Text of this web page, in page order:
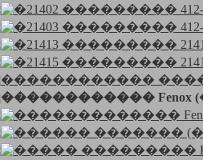
�21402 ��������� 412-
�21403 ��������� 412-
�21413 ��������� 2141-
�21415 ��������� 2141-
������������
������������ Fenox
�������������
������ �������
����� ���������